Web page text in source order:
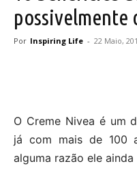
possivelmente
Por Inspiring Life - 22 Maio,
O Creme Nivea é um
já com mais de 100
alguma razão ele ainda